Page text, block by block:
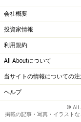
会社概要
投資家情報
利用規約
All Aboutについて
当サイトの情報についての
ヘルプ
© All
掲載の記事・写真・イラスト